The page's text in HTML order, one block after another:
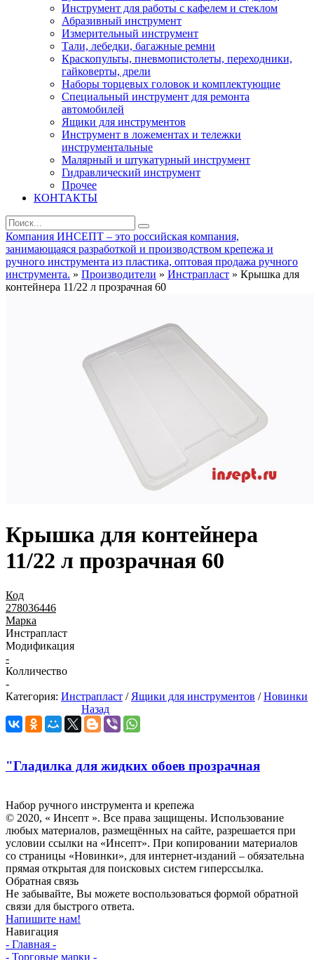
Инструмент для работы с кафелем и стеклом
Абразивный инструмент
Измерительный инструмент
Тали, лебедки, багажные ремни
Краскопульты, пневмопистолеты, переходники,
гайковерты, дрели
Наборы торцевых головок и комплектующие
Специальный инструмент для ремонта
автомобилей
Ящики для инструментов
Инструмент в ложементах и тележки
инструментальные
Малярный и штукатурный инструмент
Гидравлический инструмент
Прочее
КОНТАКТЫ
Компания ИНСЕПТ – это российская компания,
занимающаяся разработкой и производством крепежа и
ручного инструмента из пластика, оптовая продажа ручного
инструмента. » Производители » Инстрапласт » Крышка для
контейнера 11/22 л прозрачная 60
Крышка для контейнера
11/22 л прозрачная 60
Код
278036446
Марка
Инстрапласт
Модификация
-
Колличество
-
Категория: Инстрапласт / Ящики для инструментов /Новинки
Назад
"Гладилка для жидких обоев прозрачная
Набор ручного инструмента и крепежа
© 2020, « Инсепт ». Все права защищены. Использование
любых материалов, размещённых на сайте, разрешается при
условии ссылки на «Инсепт». При копировании материалов
со страницы «Новинки», для интернет-изданий – обязательна
прямая открытая для поисковых систем гиперссылка.
Обратная связь
Не забывайте, Вы можете воспользоваться формой обратной
связи для быстрого ответа.
Напишите нам!
Навигация
- Главная -
- Торговые марки -